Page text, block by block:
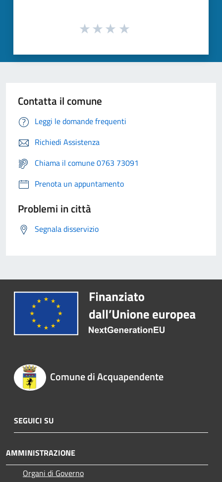
Contatta il comune
Leggi le domande frequenti
Richiedi Assistenza
Chiama il comune 0763 73091
Prenota un appuntamento
Problemi in città
Segnala disservizio
Comune di Acquapendente
SEGUICI SU
AMMINISTRAZIONE
Organi di Governo